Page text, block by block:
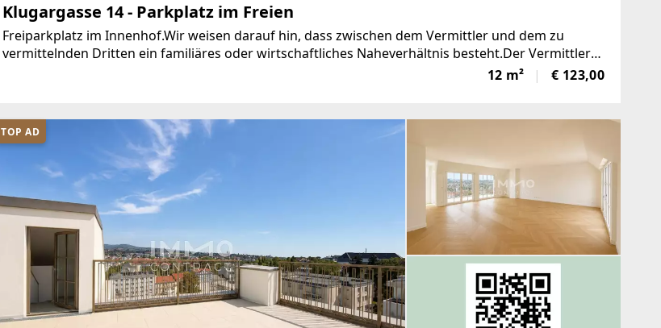
Klugargasse 14 - Parkplatz im Freien
Freiparkplatz im Innenhof.Wir weisen darauf hin, dass zwischen dem Vermittler und dem zu
vermittelnden Dritten ein familiäres oder wirtschaftliches Naheverhältnis besteht.Der Vermittler
12 m² € 123,00
TOP AD